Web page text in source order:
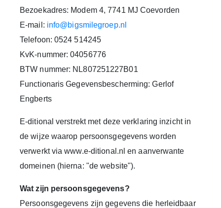
Bezoekadres: Modem 4, 7741 MJ Coevorden
E-mail: info@bigsmilegroep.nl
Telefoon: 0524 514245
KvK-nummer: 04056776
BTW nummer: NL807251227B01
Functionaris Gegevensbescherming:Gerlof
Engberts
E-ditional verstrekt met deze verklaring inzicht in
de wijze waarop persoonsgegevens worden
verwerkt via www.e-ditional.nl en aanverwante
domeinen (hierna: "de website").
Wat zijn persoonsgegevens?
Persoonsgegevens zijn gegevens die herleidbaar